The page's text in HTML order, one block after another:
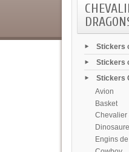
Stickers
Stickers
Stickers
Avion
Basket
Chevalier
Engins